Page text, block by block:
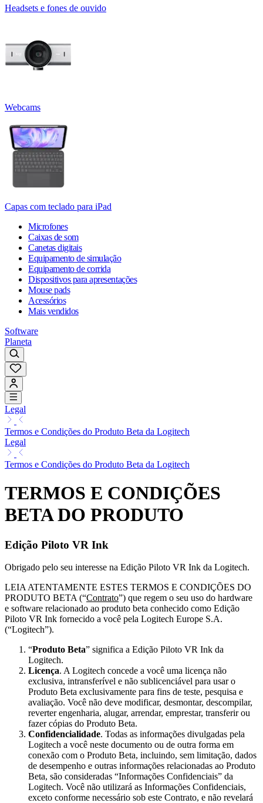
Headsets e fones de ouvido
Webcams
Capas com teclado para iPad
Microfones
Caixas de som
Canetas digitais
Equipamento de simulação
Equipamento de corrida
Dispositivos para apresentações
Mouse pads
Acessórios
Mais vendidos
Software
Planeta
Legal
Termos e Condições do Produto Beta da Logitech
Legal
Termos e Condições do Produto Beta da Logitech
TERMOS E CONDIÇÕES
BETA DO PRODUTO
Edição Piloto VR Ink
Obrigado pelo seu interesse na Edição Piloto VR Ink da Logitech.
LEIA ATENTAMENTE ESTES TERMOS E CONDIÇÕES DO
PRODUTO BETA (“Contrato”) que regem o seu uso do hardware
e software relacionado ao produto beta conhecido como Edição
Piloto VR Ink fornecido a você pela Logitech Europe S.A.
(“Logitech”).
“Produto Beta” significa a Edição Piloto VR Ink da
Logitech.
Licença. A Logitech concede a você uma licença não
exclusiva, intransferível e não sublicenciável para usar o
Produto Beta exclusivamente para fins de teste, pesquisa e
avaliação. Você não deve modificar, desmontar, descompilar,
reverter engenharia, alugar, arrendar, emprestar, transferir ou
fazer cópias do Produto Beta.
Confidencialidade. Todas as informações divulgadas pela
Logitech a você neste documento ou de outra forma em
conexão com o Produto Beta, incluindo, sem limitação, dados
de desempenho e outras informações relacionadas ao Produto
Beta, são consideradas “Informações Confidenciais” da
Logitech. Você não utilizará as Informações Confidenciais,
exceto conforme necessário sob este Contrato, e não revelará